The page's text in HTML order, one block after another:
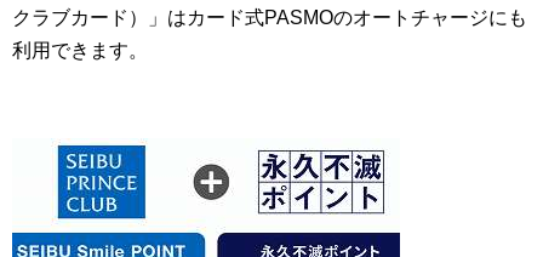
クラブカード）」はカード式PASMOのオートチャージにも
利用できます。